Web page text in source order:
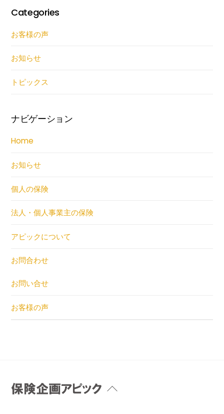
Categories
お客様の声
お知らせ
トピックス
ナビゲーション
Home
お知らせ
個人の保険
法人・個人事業主の保険
アピックについて
お問合わせ
お問い合せ
お客様の声
Back